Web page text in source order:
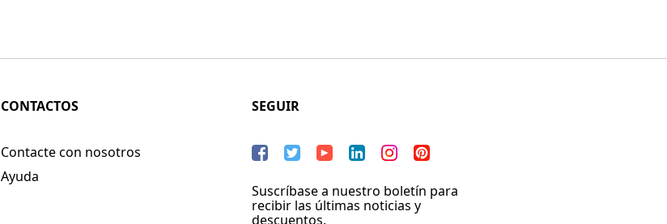
CONTACTOS
Contacte con nosotros
Ayuda
SEGUIR
Suscríbase a nuestro boletín para
recibir las últimas noticias y
descuentos.